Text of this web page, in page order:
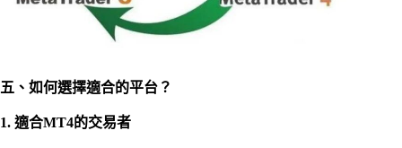
五、如何選擇適合的平台？
1. 適合MT4的交易者